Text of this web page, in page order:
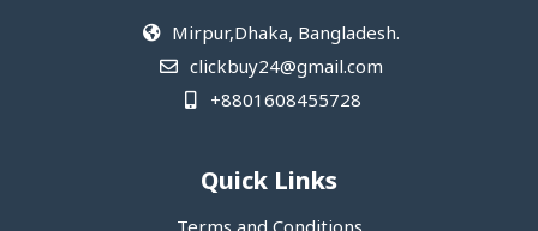
Mirpur,Dhaka, Bangladesh.
clickbuy24@gmail.com
+8801608455728
Quick Links